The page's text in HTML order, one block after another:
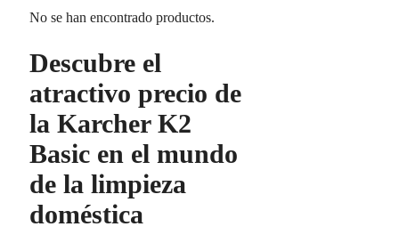
No se han encontrado productos.
Descubre el
atractivo precio de
la Karcher K2
Basic en el mundo
de la limpieza
doméstica